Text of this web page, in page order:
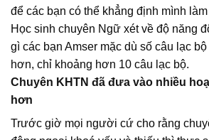
để các bạn có thể khẳng định mình
Học sinh chuyên Ngữ xét về độ năng
gì các bạn Amser mặc dù số câu lạc
hơn, chỉ khoảng hơn 10 câu lạc bộ.
Chuyên KHTN đã đưa vào nhiều
hơn
Trước giờ mọi người cứ cho rằng